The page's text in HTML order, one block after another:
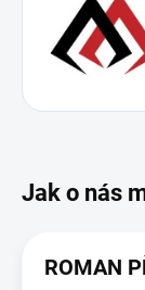
ROMAN